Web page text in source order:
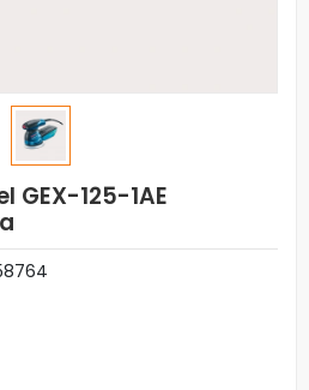
GEX-125-1AE